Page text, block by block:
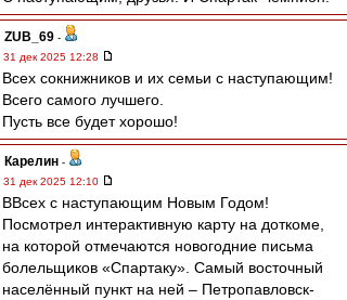
ZUB_69 -
31 дек 2025 12:28
Всех сокнижников и их семьи с наступающим!
Всего самого лучшего.
Пусть все будет хорошо!
Карелин -
31 дек 2025 12:10
ВВсех с наступающим Новым Годом!
Посмотрел интерактивную карту на доткоме,
на которой отмечаются новогодние письма
болельщиков «Спартаку». Самый восточный
населённый пункт на ней – Петропавловск-